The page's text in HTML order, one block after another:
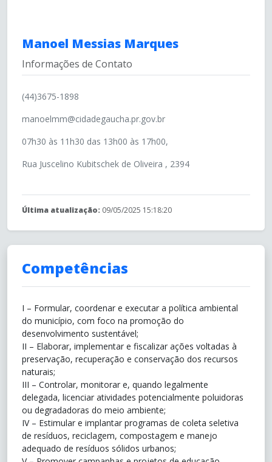
Manoel Messias Marques
Informações de Contato
(44)3675-1898
manoelmm@cidadegaucha.pr.gov.br
07h30 às 11h30 das 13h00 às 17h00,
Rua Juscelino Kubitschek de Oliveira , 2394
Última atualização: 09/05/2025 15:18:20
Competências
I – Formular, coordenar e executar a política ambiental
do município, com foco na promoção do
desenvolvimento sustentável;
II – Elaborar, implementar e fiscalizar ações voltadas à
preservação, recuperação e conservação dos recursos
naturais;
III – Controlar, monitorar e, quando legalmente
delegada, licenciar atividades potencialmente poluidoras
ou degradadoras do meio ambiente;
IV – Estimular e implantar programas de coleta seletiva
de resíduos, reciclagem, compostagem e manejo
adequado de resíduos sólidos urbanos;